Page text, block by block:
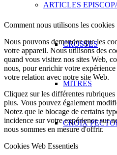
ARTICLES
CROSSES
MITRES
CROIX
Comment nous utilisons les cookies
Nous pouvons demander que les
votre appareil. Nous utilisons des
quand vous visitez nos sites Web,
nous, pour enrichir votre
votre relation avec notre site Web.
Cliquez sur les différentes
plus. Vous pouvez également
Notez que le blocage de certains
incidence sur votre expérience sur
nous sommes en mesure d'offrir.
Cookies Web Essentiels